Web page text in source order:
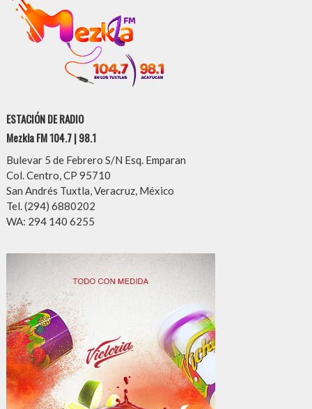
ESTACIÓN DE RADIO
Mezkla FM 104.7 | 98.1
Bulevar 5 de Febrero S/N Esq. Emparan
Col. Centro, CP 95710
San Andrés Tuxtla, Veracruz, México
Tel. (294) 6880202
WA: 294 140 6255